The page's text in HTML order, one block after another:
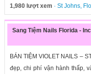
1,980 lượt xem · St Johns,
Sang Tiệm Nails Florida -
BÁN TIỆM VIOLET NAILS –
đẹp, chi phí vận hành thấp,